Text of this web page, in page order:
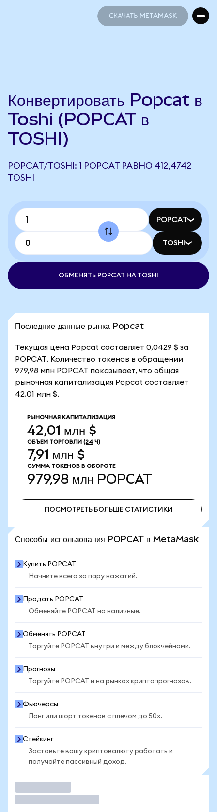
СКАЧАТЬ METAMASK
Конвертировать Popcat в
Toshi (POPCAT в
TOSHI)
POPCAT/TOSHI: 1 POPCAT РАВНО 412,4742
TOSHI
POPCAT
TOSHI
ОБМЕНЯТЬ POPCAT НА TOSHI
Последние данные рынка Popcat
Текущая цена Popcat составляет 0,0429 $ за
POPCAT. Количество токенов в обращении
979,98 млн POPCAT показывает, что общая
рыночная капитализация Popcat составляет
42,01 млн $.
РЫНОЧНАЯ КАПИТАЛИЗАЦИЯ
42,01 млн $
ОБЪЕМ ТОРГОВЛИ (24 Ч)
7,91 млн $
СУММА ТОКЕНОВ В ОБОРОТЕ
979,98 млн POPCAT
ПОСМОТРЕТЬ БОЛЬШЕ СТАТИСТИКИ
Способы использования POPCAT в MetaMask
Купить POPCAT
Начните всего за пару нажатий.
Продать POPCAT
Обменяйте POPCAT на наличные.
Обменять POPCAT
Торгуйте POPCAT внутри и между блокчейнами.
Прогнозы
Торгуйте POPCAT и на рынках криптопрогнозов.
Фьючерсы
Лонг или шорт токенов с плечом до 50x.
Стейкинг
Заставьте вашу криптовалюту работать и
получайте пассивный доход.